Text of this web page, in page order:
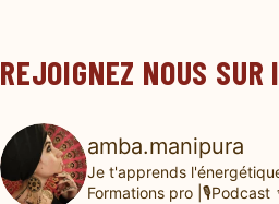
REJOIGNEZ NOUS SUR
amba.manipura
Je t'apprends
Formations pro |🎙️Podcast